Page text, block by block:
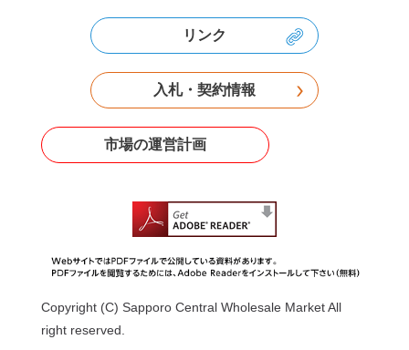
リンク
入札・契約情報
市場の運営計画
Copyright (C) Sapporo Central Wholesale Market All
right reserved.